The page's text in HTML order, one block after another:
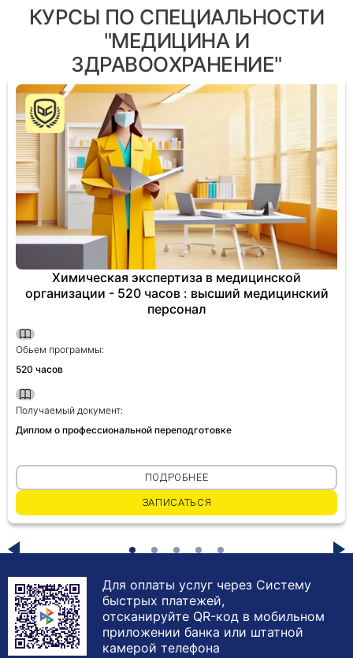
КУРСЫ ПО СПЕЦИАЛЬНОСТИ
"МЕДИЦИНА И
ЗДРАВООХРАНЕНИЕ"
Химическая экспертиза в медицинской
организации - 520 часов : высший медицинский
персонал
Обьем программы:
520 часов
Получаемый документ:
Диплом о профессиональной переподготовке
ПОДРОБНЕЕ
ЗАПИСАТЬСЯ
Для оплаты услуг через Систему
быстрых платежей,
отсканируйте QR-код в мобильном
приложении банка или штатной
камерой телефона